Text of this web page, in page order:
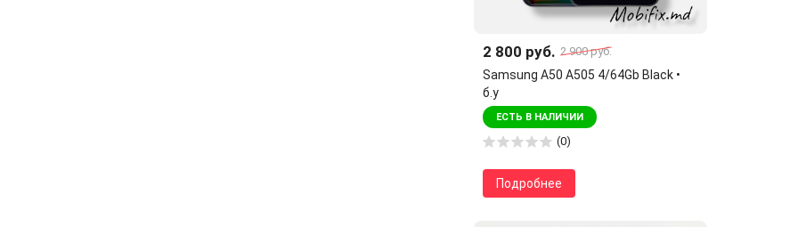
2 800 руб. 2 900 руб.
Samsung A50 A505 4/64Gb Black •
б.у
ЕСТЬ В НАЛИЧИИ
(0)
Подробнее